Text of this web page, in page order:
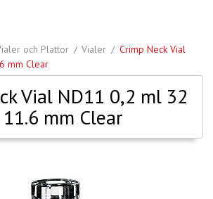
och Plattor Vialer
Crimp Neck Vial
mm Clear
Vial ND11 0,2 ml 32
mm Clear